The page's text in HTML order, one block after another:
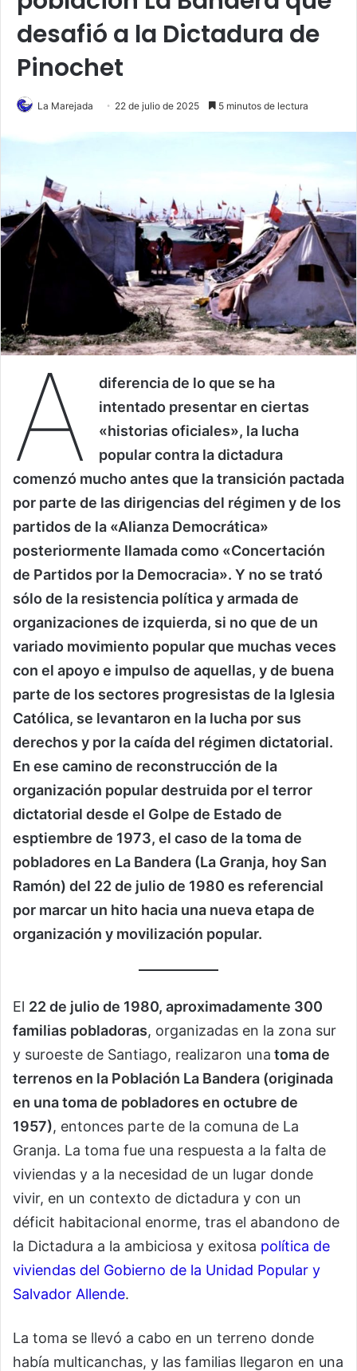
desafió a la Dictadura de
Pinochet
La Marejada 22 de julio de 2025 5 minutos de lectura
A
diferencia de lo que se ha
intentado presentar en ciertas
«historias oficiales», la lucha
popular contra la dictadura
comenzó mucho antes que la transición pactada
por parte de las dirigencias del régimen y de los
partidos de la «Alianza Democrática»
posteriormente llamada como «Concertación
de Partidos por la Democracia». Y no se trató
sólo de la resistencia política y armada de
organizaciones de izquierda, si no que de un
variado movimiento popular que muchas veces
con el apoyo e impulso de aquellas, y de buena
parte de los sectores progresistas de la Iglesia
Católica, se levantaron en la lucha por sus
derechos y por la caída del régimen dictatorial.
En ese camino de reconstrucción de la
organización popular destruida por el terror
dictatorial desde el Golpe de Estado de
esptiembre de 1973, el caso de la toma de
pobladores en La Bandera (La Granja, hoy San
Ramón) del 22 de julio de 1980 es referencial
por marcar un hito hacia una nueva etapa de
organización y movilización popular.
El 22 de julio de 1980, aproximadamente 300
familias pobladoras, organizadas en la zona sur
y suroeste de Santiago, realizaron una toma de
terrenos en la Población La Bandera (originada
en una toma de pobladores en octubre de
1957), entonces parte de la comuna de La
Granja. La toma fue una respuesta a la falta de
viviendas y a la necesidad de un lugar donde
vivir, en un contexto de dictadura y con un
déficit habitacional enorme, tras el abandono de
la Dictadura a la ambiciosa y exitosa política de
viviendas del Gobierno de la Unidad Popular y
Salvador Allende.
La toma se llevó a cabo en un terreno donde
había multicanchas, y las familias llegaron en una